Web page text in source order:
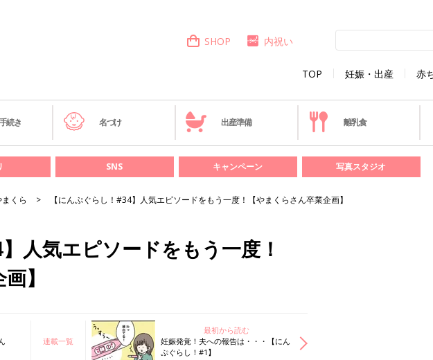
TOP 妊娠・出産 赤
SHOP 内祝い
続き 名づけ 出産準備 離乳食
SNS キャンペーン 写真スタジオ
くら 【にんぷぐらし！#34】人気エピソードをもう一度！【やまくらさん卒業企画】
人気エピソードをもう一度！
】
連載一覧
最初から読む
妊娠発覚！夫への報告は・・・【にん
ぷぐらし！#1】